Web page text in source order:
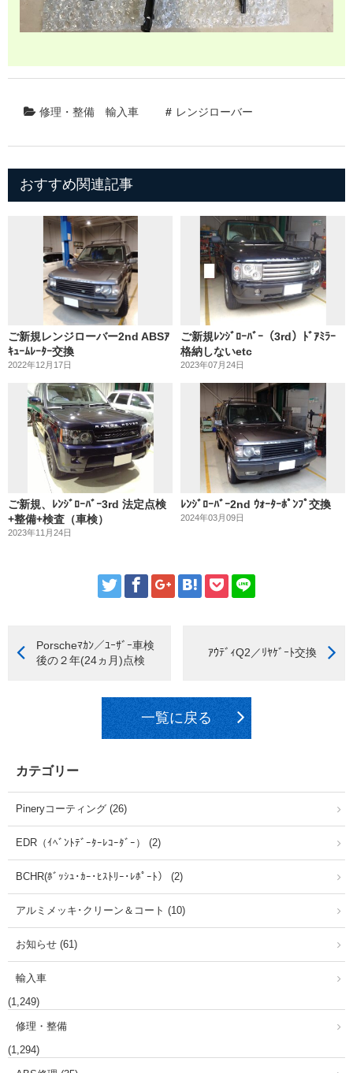
修理・整備 輸入車 レンジローバー
おすすめ関連記事
ご新規レンジローバー2nd ABSｱ
ｷｭｰﾑﾚｰﾀｰ交換
2022年12月17日
ご新規ﾚﾝｼﾞﾛｰﾊﾞｰ（3rd）ﾄﾞｱﾐﾗｰ
格納しないetc
2023年07月24日
ご新規、ﾚﾝｼﾞﾛｰﾊﾞｰ3rd 法定点検
+整備+検査（車検）
2023年11月24日
ﾚﾝｼﾞﾛｰﾊﾞｰ2nd ｳｫｰﾀｰﾎﾟﾝﾌﾟ交換
2024年03月09日
Porscheﾏｶﾝ／ﾕｰｻﾞｰ車検
後の２年(24ヵ月)点検
ｱｳﾃﾞｨQ2／ﾘﾔｹﾞｰﾄ交換
一覧に戻る
カテゴリー
Pineryコーティング (26)
EDR（ｲﾍﾞﾝﾄﾃﾞｰﾀｰﾚｺｰﾀﾞｰ） (2)
BCHR(ﾎﾞｯｼｭ･ｶｰ･ﾋｽﾄﾘｰ･ﾚﾎﾟｰﾄ） (2)
アルミメッキ･クリーン＆コート (10)
お知らせ (61)
輸入車
(1,249)
修理・整備
(1,294)